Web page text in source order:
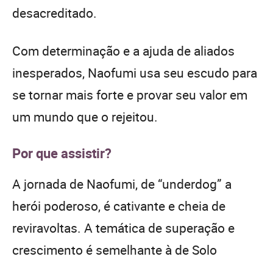
desacreditado.
Com determinação e a ajuda de aliados
inesperados, Naofumi usa seu escudo para
se tornar mais forte e provar seu valor em
um mundo que o rejeitou.
Por que assistir?
A jornada de Naofumi, de “underdog” a
herói poderoso, é cativante e cheia de
reviravoltas. A temática de superação e
crescimento é semelhante à de Solo